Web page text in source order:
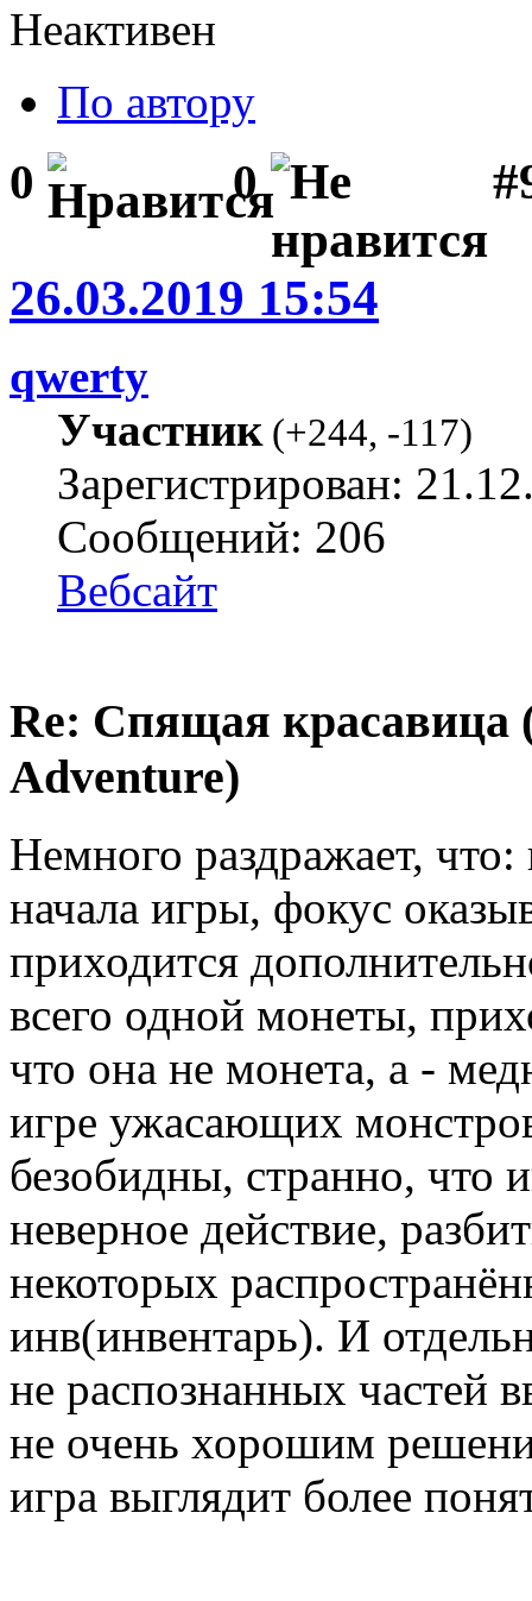
Неактивен
По автору
0 0
26.03.2019 15:54
qwerty
Участник(+244, -117)
Зарегистрирован:
Сообщений: 206
Вебсайт
Re: Спящая красавица
Adventure)
Немного раздражает,
начала игры, фокус
приходится
всего одной монеты,
что она не монета, а -
игре ужасающих
безобидны, странно, что
неверное действие,
некоторых
инв(инвентарь). И
не распознанных частей
не очень хорошим
игра выглядит более